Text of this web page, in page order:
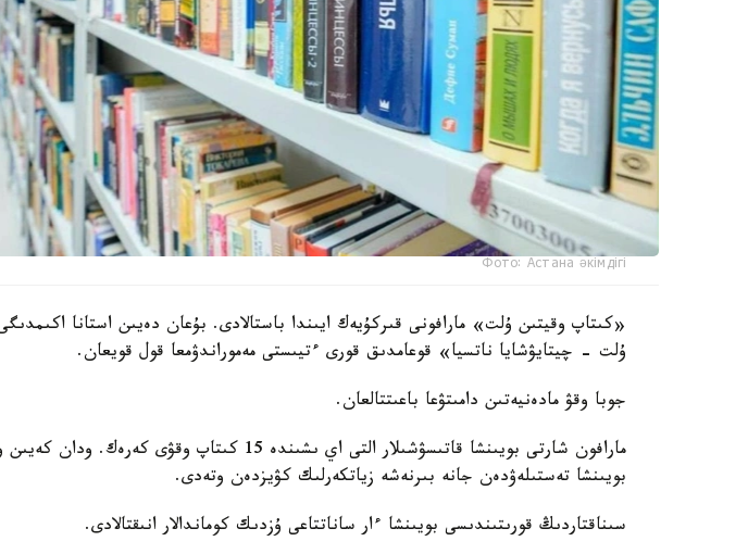
Фото: Астана әкімдігі
«كىتاپ وقيتىن ۇلت» مارافونى قىركۇيەك ايىندا باستالادى. بۇعان دەيىن استانا
ۇلت - چيتايۋشايا ناتسيا» قوعامدىق قورى ءتيىستى مەموراندۋمعا قول قويعان.
جوبا وقۋ مادەنيەتىن دامىتۋعا باعىتتالعان.
مارافون شارتى بويىنشا قاتىسۋشىلار التى اي ىشىندە 15 كىتاپ
بويىنشا تەستىلەۋدەن جانە بىرنەشە زياتكەرلىك كۋيزدەن وتەدى.
سىناقتاردىڭ قورىتىندىسى بويىنشا ءار ساناتتاعى ۇزدىك كوماندالار انىقتالادى.